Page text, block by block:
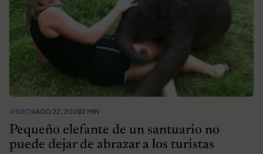
VIDEOSAGO 22, 20202 MIN
Pequeño elefante de un santuario no
puede dejar de abrazar a los turistas